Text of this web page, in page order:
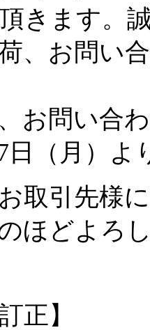
きます。
、お問い
お問い合
日（月）
取引先様
ほどよろ
正】